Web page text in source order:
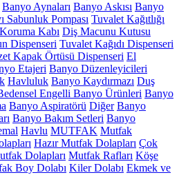
Banyo Aynaları Banyo Askısı Banyo
Sabunluk Pompası Tuvalet Kağıtlığı
Kabı Diş Macunu Kutusu
Dispenseri Tuvalet Kağıdı Dispenseri
Kapak Örtüsü Dispenseri El
Etajeri Banyo Düzenleyicileri
Havluluk Banyo Kaydırmazı Duş
Engelli Banyo Ürünleri Banyo
Banyo Aspiratörü Diğer Banyo
Banyo Bakım Setleri Banyo
Havlu MUTFAK Mutfak
Hazır Mutfak Dolapları Çok
Dolapları Mutfak Rafları Köşe
Boy Dolabı Kiler Dolabı Ekmek ve